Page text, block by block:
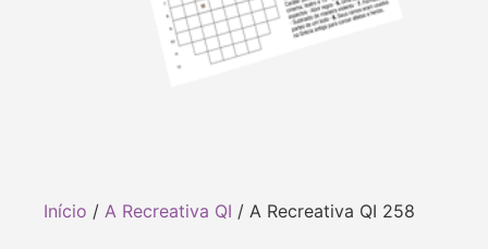
Início / A Recreativa QI / A Recreativa QI 258